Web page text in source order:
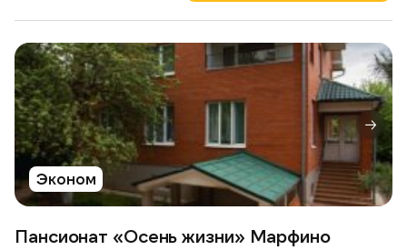
Эконом
Пансионат «Осень жизни» Марфино